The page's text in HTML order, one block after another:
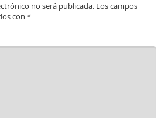
no será publicada. Los campos
con *